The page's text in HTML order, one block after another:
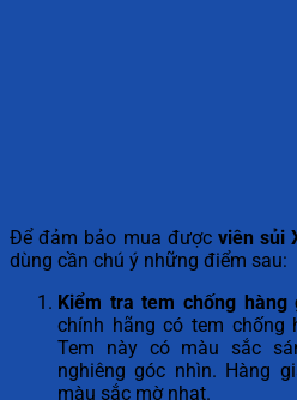
Để đảm bảo mua được viên sủi
dùng cần chú ý những điểm sau:
Kiểm tra tem chống hàng
chính hãng có tem chống
Tem này có màu sắc
nghiêng góc nhìn. Hàng
màu sắc mờ nhạt.